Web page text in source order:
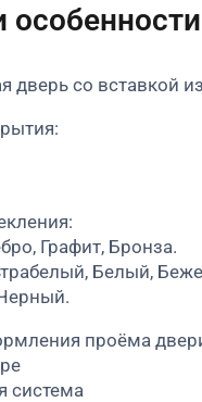
особенности
дверь со вставкой
Графит, Бронза.
Белый,
проёма
система